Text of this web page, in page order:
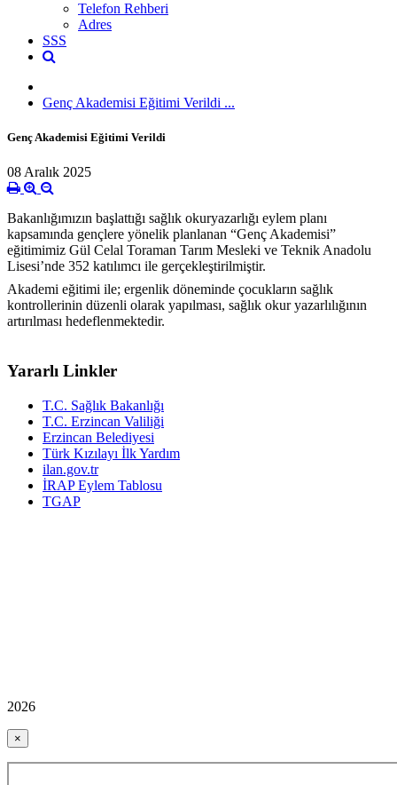
Telefon Rehberi
Adres
SSS
Genç Akademisi Eğitimi Verildi ...
Genç Akademisi Eğitimi Verildi
08 Aralık 2025
Bakanlığımızın başlattığı sağlık okuryazarlığı eylem planı
kapsamında gençlere yönelik planlanan “Genç Akademisi”
eğitimimiz Gül Celal Toraman Tarım Mesleki ve Teknik Anadolu
Lisesi’nde 352 katılımcı ile gerçekleştirilmiştir.
Akademi eğitimi ile; ergenlik döneminde çocukların sağlık
kontrollerinin düzenli olarak yapılması, sağlık okur yazarlılığının
artırılması hedeflenmektedir.
Yararlı Linkler
T.C. Sağlık Bakanlığı
T.C. Erzincan Valiliği
Erzincan Belediyesi
Türk Kızılayı İlk Yardım
ilan.gov.tr
İRAP Eylem Tablosu
TGAP
2026
×